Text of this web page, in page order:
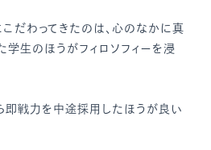
だわってきたのは、心のなかに真
学生のほうがフィロソフィーを浸
戦力を中途採用したほうが良い